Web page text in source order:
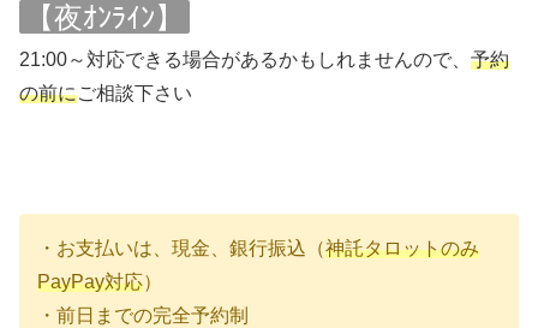
【夜ｵﾝﾗｲﾝ】
21:00～対応できる場合があるかもしれませんので、 予約
の前にご相談下さい
・お支払いは、現金、銀行振込（神託タロットのみ
PayPay対応）
・前日までの完全予約制